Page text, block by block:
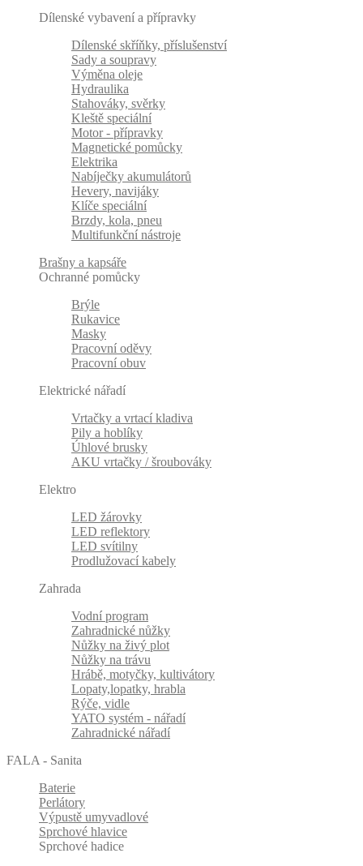
Dílenské vybavení a přípravky
Dílenské skříňky, příslušenství
Sady a soupravy
Výměna oleje
Hydraulika
Stahováky, svěrky
Kleště speciální
Motor - přípravky
Magnetické pomůcky
Elektrika
Nabíječky akumulátorů
Hevery, navijáky
Klíče speciální
Brzdy, kola, pneu
Multifunkční nástroje
Brašny a kapsáře
Ochranné pomůcky
Brýle
Rukavice
Masky
Pracovní oděvy
Pracovní obuv
Elektrické nářadí
Vrtačky a vrtací kladiva
Pily a hoblíky
Úhlové brusky
AKU vrtačky / šroubováky
Elektro
LED žárovky
LED reflektory
LED svítilny
Prodlužovací kabely
Zahrada
Vodní program
Zahradnické nůžky
Nůžky na živý plot
Nůžky na trávu
Hrábě, motyčky, kultivátory
Lopaty,lopatky, hrabla
Rýče, vidle
YATO systém - nářadí
Zahradnické nářadí
FALA - Sanita
Baterie
Perlátory
Výpustě umyvadlové
Sprchové hlavice
Sprchové hadice